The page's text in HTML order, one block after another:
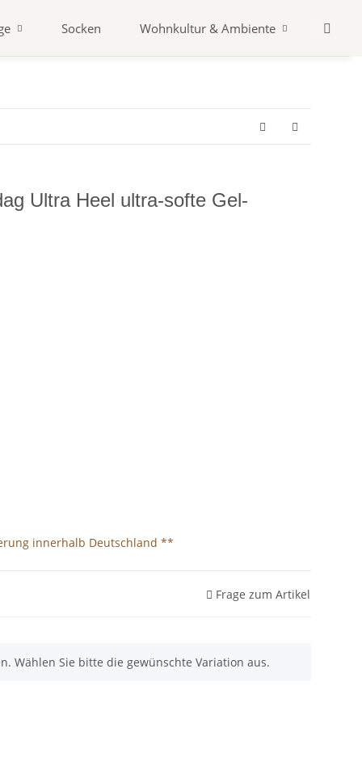
Socken Wohnkultur & Ambiente
Ultra Heel ultra-softe Gel-
EU
innerhalb Deutschland **
Frage zum Artikel
Wählen Sie bitte die gewünschte Variation aus.